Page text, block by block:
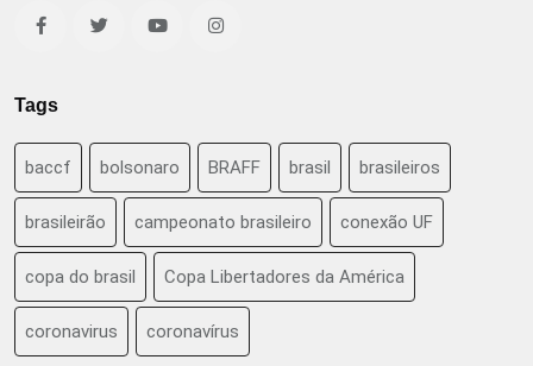
Tags
baccf bolsonaro BRAFF brasil brasileiros
brasileirão campeonato brasileiro conexão UF
copa do brasil Copa Libertadores da América
coronavirus coronavírus